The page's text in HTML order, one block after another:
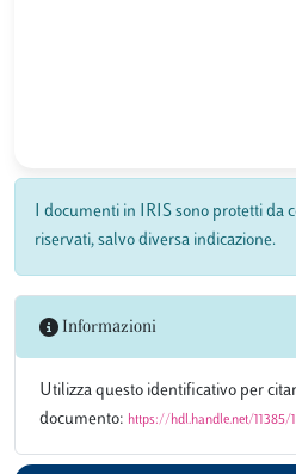
I documenti in IRIS sono protetti da
riservati, salvo diversa indicazione.
Informazioni
Utilizza questo identificativo per
documento: https://hdl.handle.net/11385/